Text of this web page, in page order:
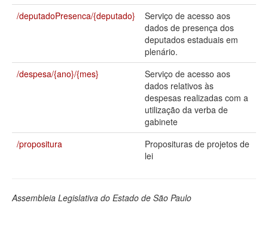
Legislação
Perguntas frequentes
/deputadoPresenca/{deputado}
Serviço de acesso aos
dados de presença dos
deputados estaduais em
plenário.
/despesa/{ano}/{mes}
Serviço de acesso aos
dados relativos às
despesas realizadas com a
utilização da verba de
gabinete
/propositura
Proposituras de projetos de
lei
Assembleia Legislativa do Estado de São Paulo